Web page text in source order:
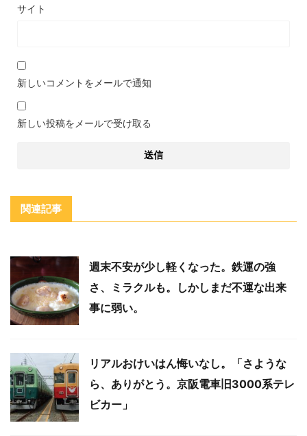
サイト
新しいコメントをメールで通知
新しい投稿をメールで受け取る
関連記事
週末不安が少し軽くなった。鉄運の強
さ、ミラクルも。しかしまだ不運な出来
事に弱い。
リアルおけいはん悔いなし。「さような
ら、ありがとう。京阪電車旧3000系テレ
ビカー」